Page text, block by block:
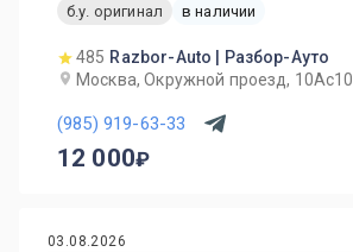
б.у. оригинал
в наличии
485 Razbor-Auto | Разбор-Ауто
Москва, Окружной проезд, 10Ас10
(985) 919-63-33
12 000
03.08.2026